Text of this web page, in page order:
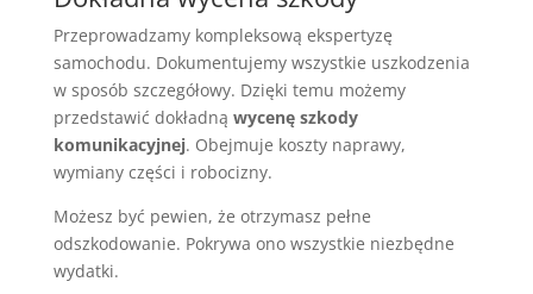
Przeprowadzamy kompleksową ekspertyzę
samochodu. Dokumentujemy wszystkie uszkodzenia
w sposób szczegółowy. Dzięki temu możemy
przedstawić dokładną wycenę szkody
komunikacyjnej. Obejmuje koszty naprawy,
wymiany części i robocizny.
Możesz być pewien, że otrzymasz pełne
odszkodowanie. Pokrywa ono wszystkie niezbędne
wydatki.